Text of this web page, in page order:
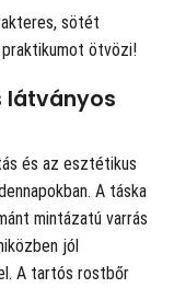
sötét
praktikumot ötvözi!
látványos
és az esztétikus
A táska
mintázatú varrás
jól
A tartós rostbőr